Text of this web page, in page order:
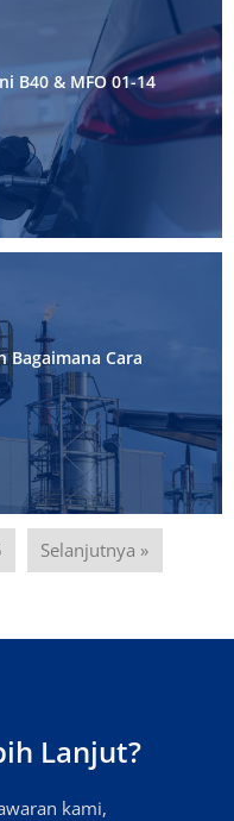
B40 & MFO 01-14
Bagaimana Cara
Selanjutnya »
Lanjut?
kami,